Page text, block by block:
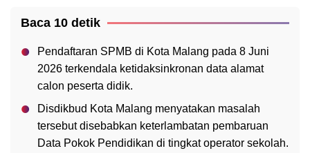
Baca 10 detik
Pendaftaran SPMB di Kota Malang pada 8 Juni
2026 terkendala ketidaksinkronan data alamat
calon peserta didik.
Disdikbud Kota Malang menyatakan masalah
tersebut disebabkan keterlambatan pembaruan
Data Pokok Pendidikan di tingkat operator sekolah.